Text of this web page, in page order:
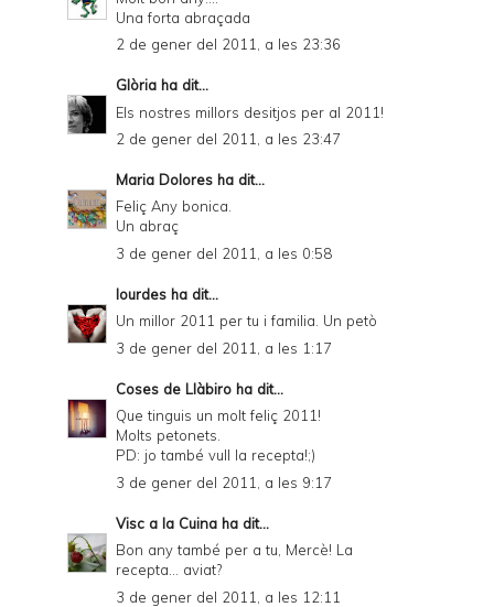
Una forta abraçada
2 de gener del 2011, a les 23:36
Glòria ha dit...
Els nostres millors desitjos per al 2011!
2 de gener del 2011, a les 23:47
Maria Dolores ha dit...
Feliç Any bonica.
Un abraç
3 de gener del 2011, a les 0:58
lourdes ha dit...
Un millor 2011 per tu i familia. Un petò
3 de gener del 2011, a les 1:17
Coses de Llàbiro ha dit...
Que tinguis un molt feliç 2011!
Molts petonets.
PD: jo també vull la recepta!;)
3 de gener del 2011, a les 9:17
Visc a la Cuina ha dit...
Bon any també per a tu, Mercè! La
recepta... aviat?
3 de gener del 2011, a les 12:11